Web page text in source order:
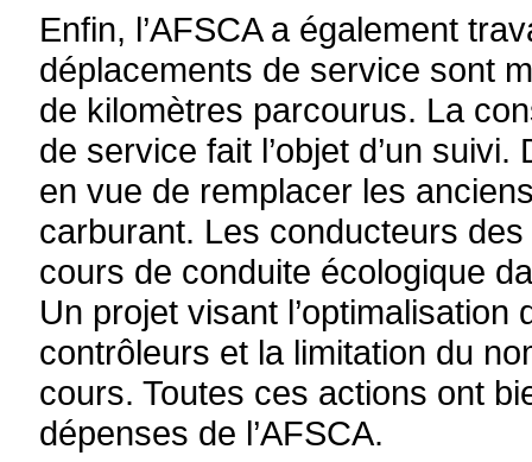
Enfin, l’AFSCA a également
déplacements de service sont
de kilomètres parcourus. La
de service fait l’objet d’un
en vue de remplacer les
carburant. Les conducteurs
cours de conduite écologique
Un projet visant
contrôleurs et la limitation du
cours. Toutes ces actions ont
dépenses de l’AFSCA.